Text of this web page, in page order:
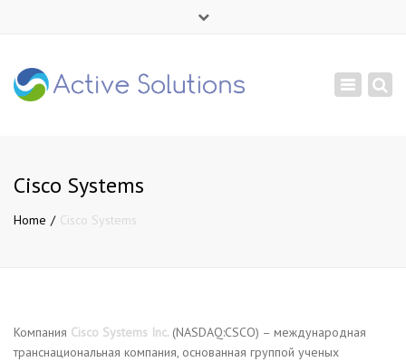
+ 380 44 232 1166
Toggle
Cisco Systems
Home Cisco Systems
Компания Cisco Systems Inc. (NASDAQ:CSCO) – международная
транснациональная компания, основанная группой ученых